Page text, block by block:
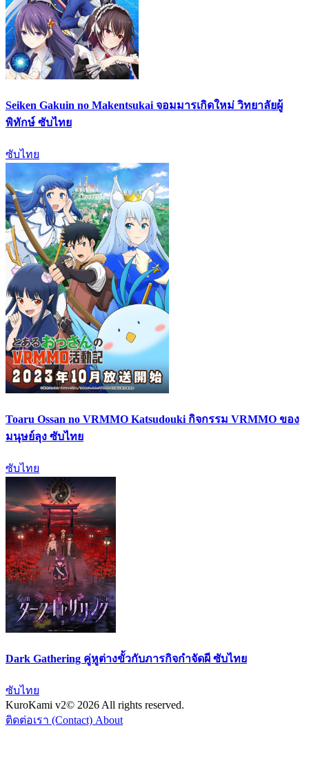
Seiken Gakuin no Makentsukai จอมมารเกิดใหม่ วิทยาลัยผู้
พิทักษ์ ซับไทย
ซับไทย
Toaru Ossan no VRMMO Katsudouki กิจกรรม VRMMO ของ
มนุษย์ลุง ซับไทย
ซับไทย
Dark Gathering คู่หูต่างขั้วกับภารกิจกำจัดผี ซับไทย
ซับไทย
KuroKami v2© 2026 All rights reserved.
ติดต่อเรา (Contact) About